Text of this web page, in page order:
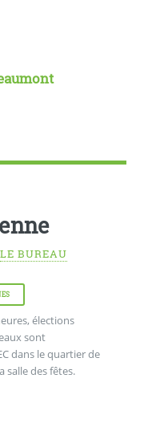
LE BUREAU
élections
sont
dans le quartier de
salle des fêtes.